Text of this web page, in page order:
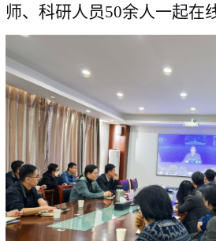
师、科研人员50余人一起在